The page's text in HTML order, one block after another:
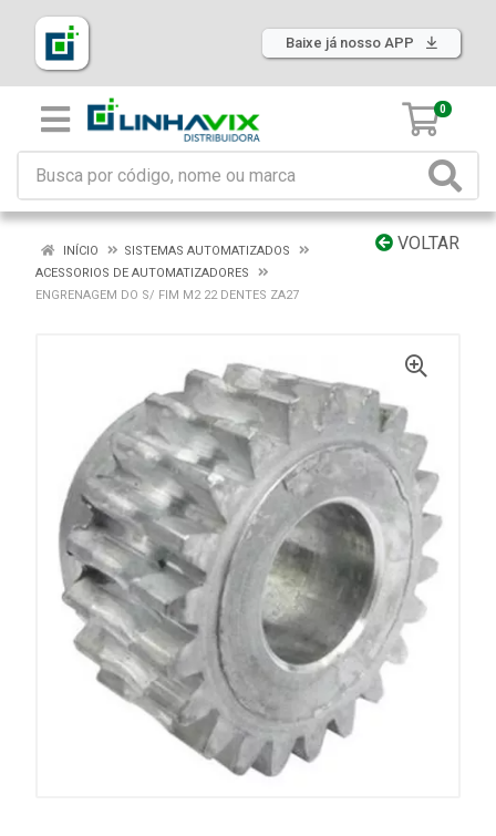
Baixe já nosso APP
0
VOLTAR
INÍCIO
SISTEMAS AUTOMATIZADOS
ACESSORIOS DE AUTOMATIZADORES
ENGRENAGEM DO S/ FIM M2 22 DENTES ZA27